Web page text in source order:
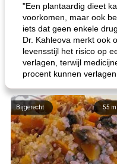
"Een plantaardig dieet
voorkomen, maar ook
iets dat geen enkele
Dr. Kahleova merkt ook
levensstijl het risico op
verlagen, terwijl
procent kunnen verlagen.
55
Bijgerecht